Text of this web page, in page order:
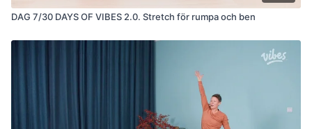
DAG 7/30 DAYS OF VIBES 2.0. Stretch för rumpa och ben